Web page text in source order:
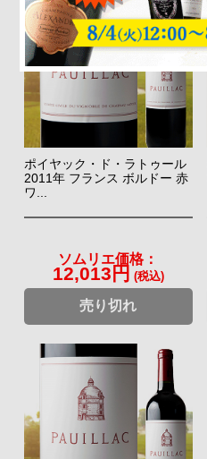
ポイヤック・ド・ラトゥール
2011年 フランス ボルドー 赤
ワ...
ソムリエ価格：
12,013円 (税込)
売り切れ